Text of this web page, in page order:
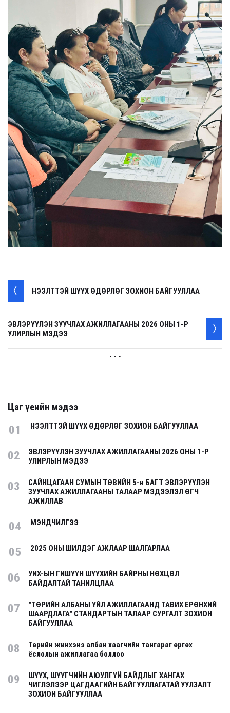
НЭЭЛТТЭЙ ШҮҮХ ӨДӨРЛӨГ ЗОХИОН БАЙГУУЛЛАА
ЭВЛЭРҮҮЛЭН ЗУУЧЛАХ АЖИЛЛАГААНЫ 2026 ОНЫ 1-Р
УЛИРЛЫН МЭДЭЭ
. . .
Цаг үеийн мэдээ
01 НЭЭЛТТЭЙ ШҮҮХ ӨДӨРЛӨГ ЗОХИОН БАЙГУУЛЛАА
02
ЭВЛЭРҮҮЛЭН ЗУУЧЛАХ АЖИЛЛАГААНЫ 2026 ОНЫ 1-Р
УЛИРЛЫН МЭДЭЭ
03
САЙНЦАГААН СУМЫН ТӨВИЙН 5-н БАГТ ЭВЛЭРҮҮЛЭН
ЗУУЧЛАХ АЖИЛЛАГААНЫ ТАЛААР МЭДЭЭЛЭЛ ӨГЧ
АЖИЛЛАВ
04 МЭНДЧИЛГЭЭ
05 2025 ОНЫ ШИЛДЭГ АЖЛААР ШАЛГАРЛАА
06
УИХ-ЫН ГИШҮҮН ШҮҮХИЙН БАЙРНЫ НӨХЦӨЛ
БАЙДАЛТАЙ ТАНИЛЦЛАА
07
"ТӨРИЙН АЛБАНЫ ҮЙЛ АЖИЛЛАГААНД ТАВИХ ЕРӨНХИЙ
ШААРДЛАГА" СТАНДАРТЫН ТАЛААР СУРГАЛТ ЗОХИОН
БАЙГУУЛЛАА
08
Төрийн жинхэнэ албан хаагчийн тангараг өргөх
ёслолын ажиллагаа боллоо
09
ШҮҮХ, ШҮҮГЧИЙН АЮУЛГҮЙ БАЙДЛЫГ ХАНГАХ
ЧИГЛЭЛЭЭР ЦАГДААГИЙН БАЙГУУЛЛАГАТАЙ УУЛЗАЛТ
ЗОХИОН БАЙГУУЛЛАА